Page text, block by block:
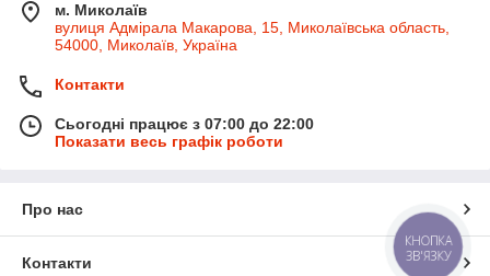
Рекомендуємо придбати
м. Миколаїв
вулиця Адмірала Макарова, 15, Миколаївська область,
54000, Миколаїв, Україна
Контакти
Сьогодні працює з 07:00 до 22:00
Показати весь графік роботи
Про нас
Контакти
КНОПКА
ЗВ'ЯЗКУ